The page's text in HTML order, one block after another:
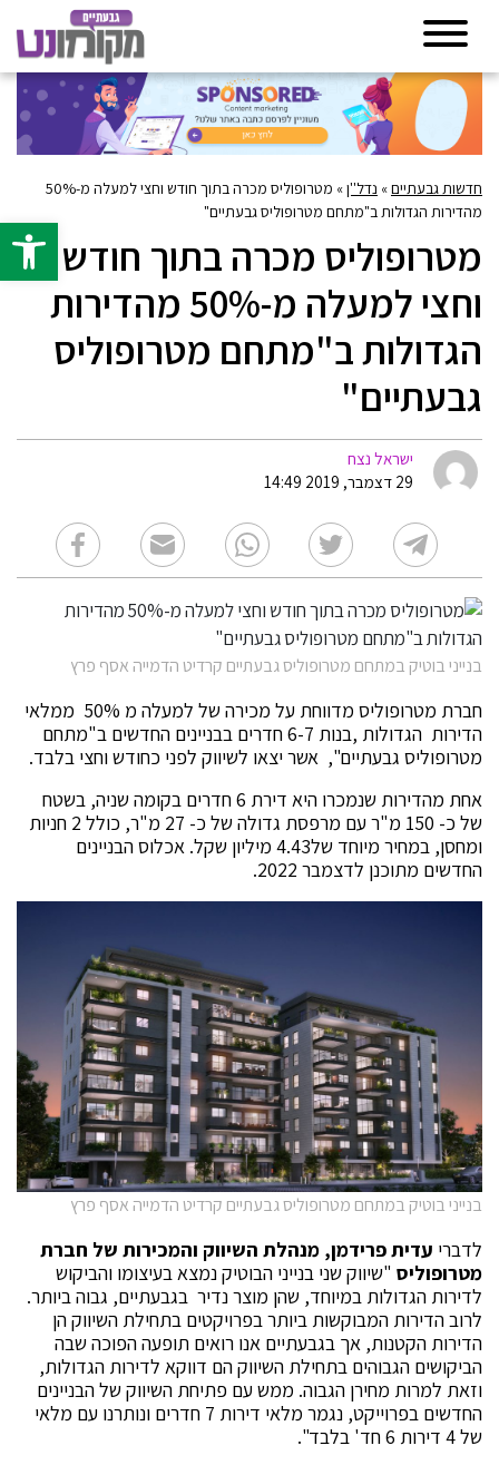
פתח
חדשות גבעתיים» נדל''ן»
מטרופוליס מכרה בתוך חודש וחצי למעלה מ-50%
מהדירות הגדולות ב"מתחם מטרופוליס גבעתיים"
מטרופוליס מכרה בתוך חודש
וחצי למעלה מ-50% מהדירות
הגדולות ב"מתחם מטרופוליס
גבעתיים"
ישראל נצח
29 דצמבר, 2019 14:49
בנייני בוטיק במתחם מטרופוליס גבעתיים קרדיט הדמייה אסף פרץ
חברת מטרופוליס מדווחת על מכירה של למעלה מ 50% ממלאי
הדירות הגדולות ,בנות 6-7 חדרים בבניינים החדשים ב"מתחם
מטרופוליס גבעתיים", אשר יצאו לשיווק לפני כחודש וחצי בלבד.
אחת מהדירות שנמכרו היא דירת 6 חדרים בקומה שניה, בשטח
של כ- 150 מ"ר עם מרפסת גדולה של כ- 27 מ"ר, כולל 2 חניות
ומחסן, במחיר מיוחד של4.43 מיליון שקל. אכלוס הבניינים
החדשים מתוכנן לדצמבר 2022.
בנייני בוטיק במתחם מטרופוליס גבעתיים קרדיט הדמייה אסף פרץ
לדברי עדית פרידמן, מנהלת השיווק והמכירות של חברת
מטרופוליס "שיווק שני בנייני הבוטיק נמצא בעיצומו והביקוש
לדירות הגדולות במיוחד, שהן מוצר נדיר בגבעתיים, גבוה ביותר.
לרוב הדירות המבוקשות ביותר בפרויקטים בתחילת השיווק הן
הדירות הקטנות, אך בגבעתיים אנו רואים תופעה הפוכה שבה
הביקושים הגבוהים בתחילת השיווק הם דווקא לדירות הגדולות,
וזאת למרות מחירן הגבוה. ממש עם פתיחת השיווק של הבניינים
החדשים בפרוייקט, נגמר מלאי דירות 7 חדרים ונותרנו עם מלאי
של 4 דירות 6 חד' בלבד".